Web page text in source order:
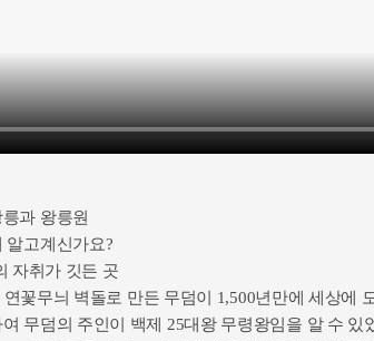
과 왕릉원
알고계신가요?
자취가 깃든 곳
꽃무늬 벽돌로 만든 무덤이 1,500년만에 세상에
무덤의 주인이 백제 25대왕 무령왕임을 알 수 있